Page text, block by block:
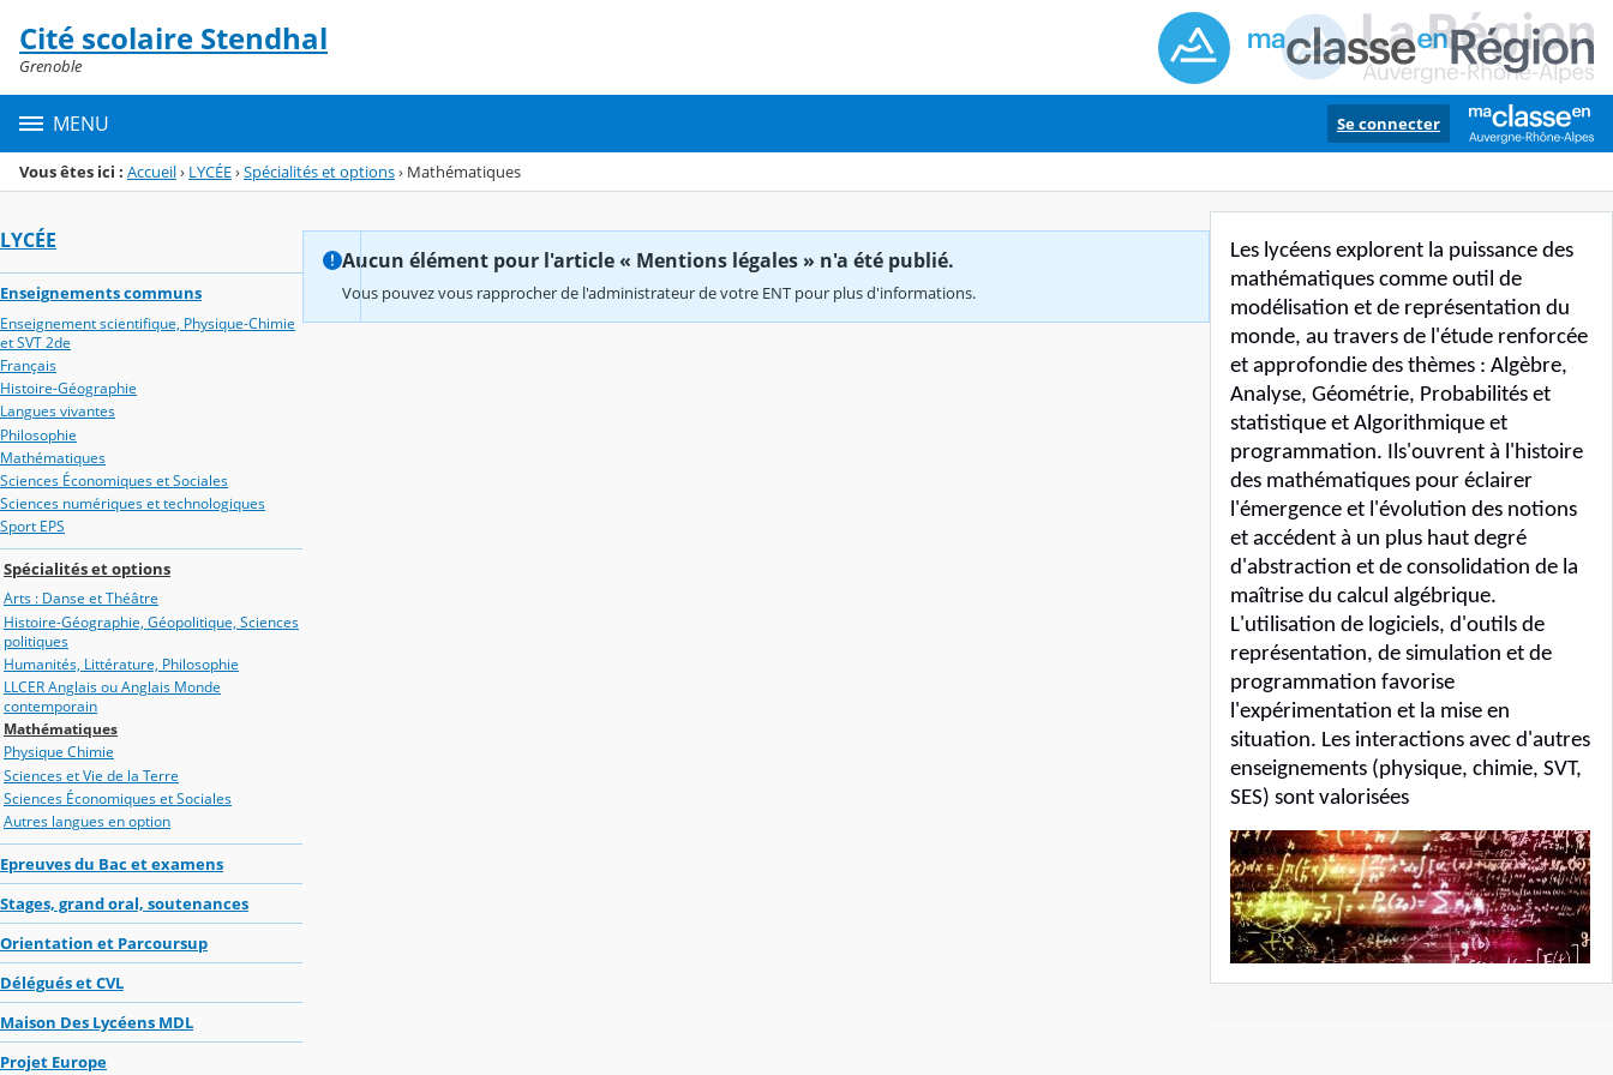
Menu de la rubrique
Contenu
Cité scolaire Stendhal
Grenoble
MENU Se connecter
Vous êtes ici : Accueil› LYCÉE›Spécialités et options› Mathématiques
LYCÉE
Enseignements communs
Enseignement scientifique, Physique-Chimie
et SVT 2de
Français
Histoire-Géographie
Langues vivantes
Philosophie
Mathématiques
Sciences Économiques et Sociales
Sciences numériques et technologiques
Sport EPS
Spécialités et options
Arts : Danse et Théâtre
Histoire-Géographie, Géopolitique, Sciences
politiques
Humanités, Littérature, Philosophie
LLCER Anglais ou Anglais Monde
contemporain
Mathématiques
Physique Chimie
Sciences et Vie de la Terre
Sciences Économiques et Sociales
Autres langues en option
Epreuves du Bac et examens
Stages, grand oral, soutenances
Orientation et Parcoursup
Délégués et CVL
Maison Des Lycéens MDL
Projet Europe
Aucun élément pour l'article « Mentions légales » n'a été publié.
Vous pouvez vous rapprocher de l'administrateur de votre ENT pour plus d'informations.
Les lycéens explorent la puissance des
mathématiques comme outil de
modélisation et de représentation du
monde, au travers de l'étude renforcée
et approfondie des thèmes : Algèbre,
Analyse, Géométrie, Probabilités et
statistique et Algorithmique et
programmation. Ils'ouvrent à l'histoire
des mathématiques pour éclairer
l'émergence et l'évolution des notions
et accédent à un plus haut degré
d'abstraction et de consolidation de la
maîtrise du calcul algébrique.
L'utilisation de logiciels, d'outils de
représentation, de simulation et de
programmation favorise
l'expérimentation et la mise en
situation. Les interactions avec d'autres
enseignements (physique, chimie, SVT,
SES) sont valorisées